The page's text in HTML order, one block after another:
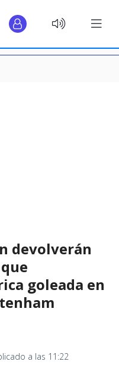
devolverán
goleada en
a las 11:22